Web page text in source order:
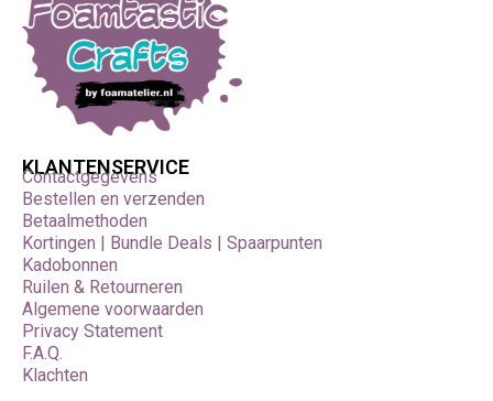
KLANTENSERVICE
Contactgegevens
Bestellen en verzenden
Betaalmethoden
Kortingen | Bundle Deals | Spaarpunten
Kadobonnen
Ruilen & Retourneren
Algemene voorwaarden
Privacy Statement
F.A.Q.
Klachten